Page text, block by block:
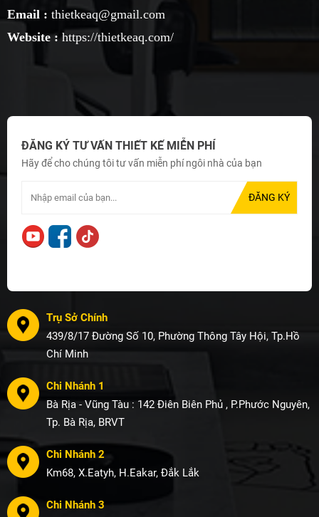
Email : thietkeaq@gmail.com
Website :https://thietkeaq.com/
ĐĂNG KÝ TƯ VẤN THIẾT KẾ MIỄN PHÍ
Hãy để cho chúng tôi tư vấn miễn phí ngôi nhà của bạn
Trụ Sở Chính
439/8/17 Đường Số 10, Phường Thông Tây Hội, Tp.Hồ
Chí Minh
Chi Nhánh 1
Bà Rịa - Vũng Tàu : 142 Điên Biên Phủ , P.Phước Nguyên,
Tp. Bà Rịa, BRVT
Chi Nhánh 2
Km68, X.Eatyh, H.Eakar, Đắk Lắk
Chi Nhánh 3